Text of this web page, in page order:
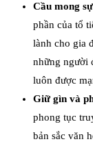
Cầu mong
phần của tổ
lành cho gia
những người
luôn được
Giữ gìn và
phong tục
bản sắc văn